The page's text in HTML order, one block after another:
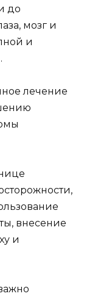
до
мозг и
и
лечение
внесение
и